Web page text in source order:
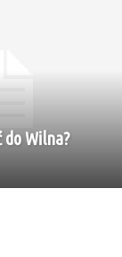
do Wilna?